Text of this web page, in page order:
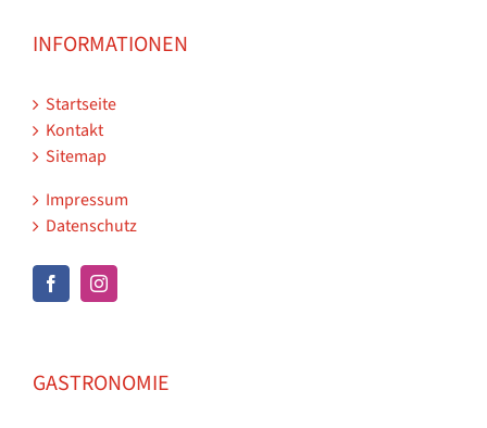
INFORMATIONEN
Startseite
Kontakt
Sitemap
Impressum
Datenschutz
GASTRONOMIE